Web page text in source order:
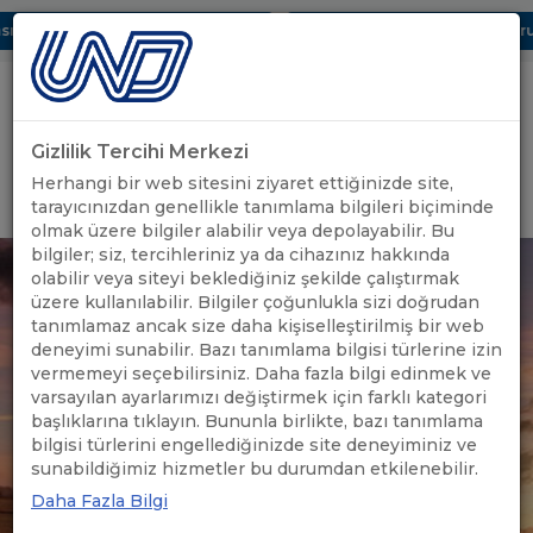
Dijital UBAK Bölümü Hakkında UND, Yunanistan Vize
Uluslararası Nakliyeciler Derneği
GİRİŞ YAP
Gizlilik Tercihi Merkezi
Herhangi bir web sitesini ziyaret ettiğinizde site,
tarayıcınızdan genellikle tanımlama bilgileri biçiminde
olmak üzere bilgiler alabilir veya depolayabilir. Bu
bilgiler; siz, tercihleriniz ya da cihazınız hakkında
olabilir veya siteyi beklediğiniz şekilde çalıştırmak
üzere kullanılabilir. Bilgiler çoğunlukla sizi doğrudan
tanımlamaz ancak size daha kişiselleştirilmiş bir web
deneyimi sunabilir. Bazı tanımlama bilgisi türlerine izin
vermemeyi seçebilirsiniz. Daha fazla bilgi edinmek ve
varsayılan ayarlarımızı değiştirmek için farklı kategori
başlıklarına tıklayın. Bununla birlikte, bazı tanımlama
bilgisi türlerini engellediğinizde site deneyiminiz ve
sunabildiğimiz hizmetler bu durumdan etkilenebilir.
Daha Fazla Bilgi